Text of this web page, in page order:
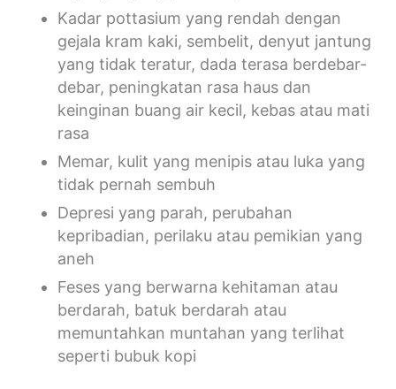
Kadar pottasium yang rendah dengan
gejala kram kaki, sembelit, denyut jantung
yang tidak teratur, dada terasa berdebar-
debar, peningkatan rasa haus dan
keinginan buang air kecil, kebas atau mati
rasa
Memar, kulit yang menipis atau luka yang
tidak pernah sembuh
Depresi yang parah, perubahan
kepribadian, perilaku atau pemikian yang
aneh
Feses yang berwarna kehitaman atau
berdarah, batuk berdarah atau
memuntahkan muntahan yang terlihat
seperti bubuk kopi